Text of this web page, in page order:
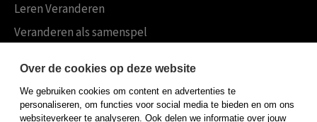
Leren Veranderen
Veranderen als samenspel
Koninklijke Boom uitgevers
Boom Psychologie
Over de cookies op deze website
We gebruiken cookies om content en advertenties te
personaliseren, om functies voor social media te bieden en om ons
websiteverkeer te analyseren. Ook delen we informatie over jouw